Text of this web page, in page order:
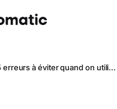
5 erreurs à éviter quand on utilise un scribe IA en consultation vétérinaire